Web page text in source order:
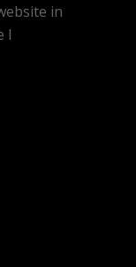
in
I